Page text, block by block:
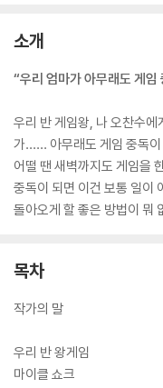
소개
“우리 엄마가 아무래도 게
우리 반 게임왕, 나 오찬수
가…… 아무래도 게임 중독이
어떨 땐 새벽까지도 게임을
중독이 되면 이건 보통 일이
돌아오게 할 좋은 방법이 뭐
목차
작가의 말
우리 반 왕게임
마이클 쇼크